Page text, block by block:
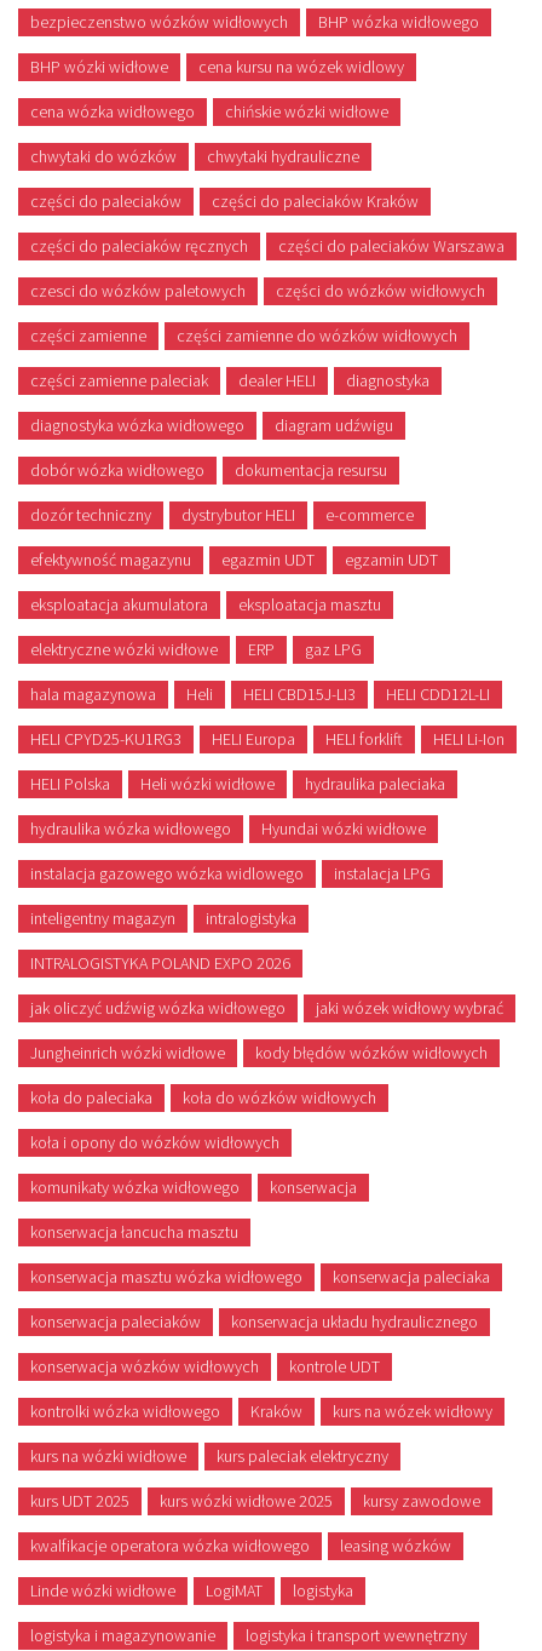
bezpieczenstwo wózków widłowych BHP wózka widłowego
BHP wózki widłowe cena kursu na wózek widlowy
cena wózka widłowego chińskie wózki widłowe
chwytaki do wózków chwytaki hydrauliczne
części do paleciaków części do paleciaków Kraków
części do paleciaków ręcznych części do paleciaków Warszawa
czesci do wózków paletowych części do wózków widłowych
części zamienne części zamienne do wózków widłowych
części zamienne paleciak dealer HELI diagnostyka
diagnostyka wózka widłowego diagram udźwigu
dobór wózka widłowego dokumentacja resursu
dozór techniczny dystrybutor HELI e-commerce
efektywność magazynu egazmin UDT egzamin UDT
eksploatacja akumulatora eksploatacja masztu
elektryczne wózki widłowe ERP gaz LPG
hala magazynowa Heli HELI CBD15J-LI3 HELI CDD12L-LI
HELI CPYD25-KU1RG3 HELI Europa HELI forklift HELI Li-Ion
HELI Polska Heli wózki widłowe hydraulika paleciaka
hydraulika wózka widłowego Hyundai wózki widłowe
instalacja gazowego wózka widlowego instalacja LPG
inteligentny magazyn intralogistyka
INTRALOGISTYKA POLAND EXPO 2026
jak oliczyć udźwig wózka widłowego jaki wózek widłowy wybrać
Jungheinrich wózki widłowe kody błędów wózków widłowych
koła do paleciaka koła do wózków widłowych
koła i opony do wózków widłowych
komunikaty wózka widłowego konserwacja
konserwacja łancucha masztu
konserwacja masztu wózka widłowego konserwacja paleciaka
konserwacja paleciaków konserwacja układu hydraulicznego
konserwacja wózków widłowych kontrole UDT
kontrolki wózka widłowego Kraków kurs na wózek widłowy
kurs na wózki widłowe kurs paleciak elektryczny
kurs UDT 2025 kurs wózki widłowe 2025 kursy zawodowe
kwalfikacje operatora wózka widłowego leasing wózków
Linde wózki widłowe LogiMAT logistyka
logistyka i magazynowanie logistyka i transport wewnętrzny